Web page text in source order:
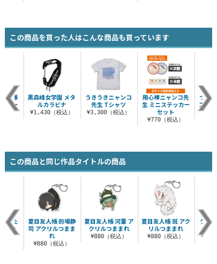
この商品を買った人はこんな商品も買っています
うきうきニャンコ
先生 Tシャツ
¥3,300（税込）
用心棒ニャンコ先
生 ミニステッカー
セット
¥770（税込）
つか
コ先
戦隊
ラー
黒森峰女学園 メタ
ルカラビナ
¥1,430（税込）
この商品と同じ作品タイトルの商品
夏目友人帳 河童 ア
クリルつままれ
¥880（税込）
夏目友人帳 斑 アク
リルつままれ
¥880（税込）
うき
先
とた
まれ
込）
夏目友人帳 的場静
司 アクリルつまま
れ
¥880（税込）